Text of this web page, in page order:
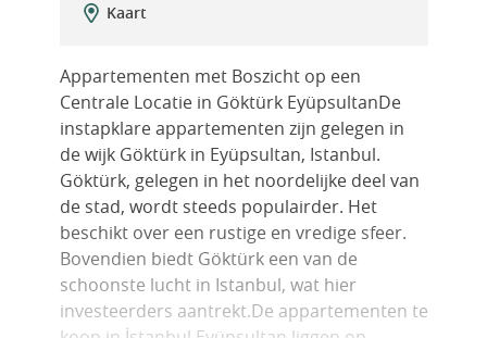
Kaart
Appartementen met Boszicht op een
Centrale Locatie in Göktürk EyüpsultanDe
instapklare appartementen zijn gelegen in
de wijk Göktürk in Eyüpsultan, Istanbul.
Göktürk, gelegen in het noordelijke deel van
de stad, wordt steeds populairder. Het
beschikt over een rustige en vredige sfeer.
Bovendien biedt Göktürk een van de
schoonste lucht in Istanbul, wat hier
investeerders aantrekt.De appartementen te